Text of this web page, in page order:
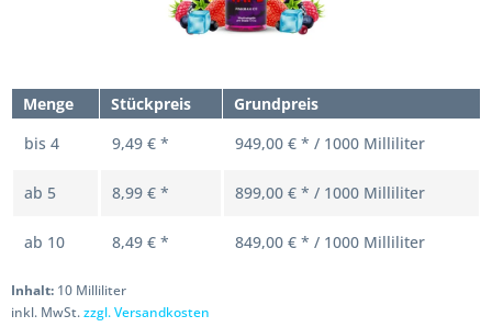
Menge Stückpreis
Grundpreis
bis 4 9,49 € * 949,00 € * / 1000 Milliliter
ab 5 8,99 € * 899,00 € * / 1000 Milliliter
ab 10 8,49 € * 849,00 € * / 1000 Milliliter
Inhalt: 10 Milliliter
inkl. MwSt.zzgl. Versandkosten